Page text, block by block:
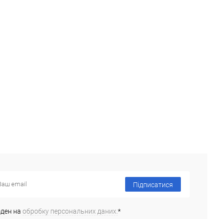
Підписатися
на обробку персональних даних. *